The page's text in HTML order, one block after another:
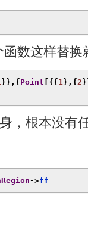
数这样替换
}},{ Point [{{ 1},{ 2
，根本没有
->ff